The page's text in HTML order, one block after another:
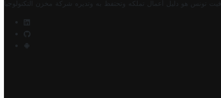
تونس هو دليل أعمال تملكه وتحتفظ به وتديره شركة مخزن التكنولوجيا